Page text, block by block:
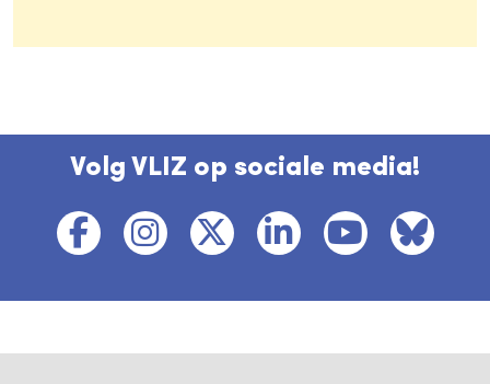
Volg VLIZ op sociale media!